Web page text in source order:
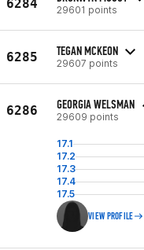
6284 29601 points
6285 TEGAN MCKEON
29607 points
6286 GEORGIA WELSMAN
29609 points
17.1
17.2
17.3
17.4
17.5
VIEW PROFILE